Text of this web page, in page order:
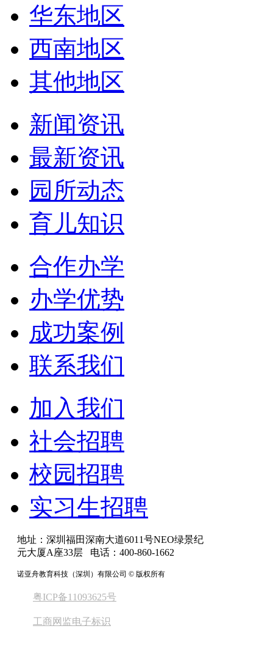
华东地区
西南地区
其他地区
新闻资讯
最新资讯
园所动态
育儿知识
合作办学
办学优势
成功案例
联系我们
加入我们
社会招聘
校园招聘
实习生招聘
地址：深圳福田深南大道6011号NEO绿景纪
元大厦A座33层 电话：400-860-1662
诺亚舟教育科技（深圳）有限公司 © 版权所有
粤ICP备11093625号
工商网监电子标识